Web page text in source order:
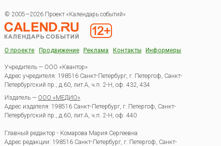
© 2005—2026 Проект «Календарь событий»
О проекте Продвижение Реклама Контакты Информеры
Учредитель — ООО «Квантор»
Адрес учредителя: 198516 Санкт-Петербург, г. Петергоф, Санкт-
Петербургский пр., д.60, лит.А, ч.п. 2-Н, оф. 432, 434
Издатель — ООО «МЕДИО»
Адрес издателя: 198516 Санкт-Петербург, г. Петергоф, Санкт-
Петербургский пр., д.60, лит.А, ч.п. 2-Н, оф. 440
Главный редактор - Комарова Мария Сергеевна
Адрес редакции: 198516 Санкт-Петербург, г. Петергоф, Санкт-